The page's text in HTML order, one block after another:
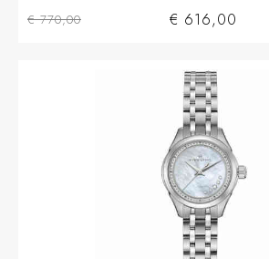
€ 770,00 € 616,00